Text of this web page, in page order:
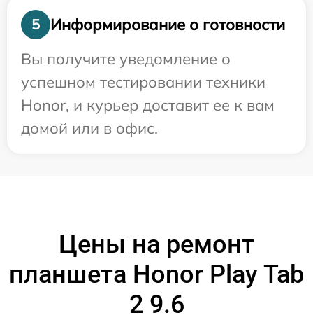
5
Информирование о готовности
Вы получите уведомление о
успешном тестировании техники
Honor, и курьер доставит ее к вам
домой или в офис.
Цены на ремонт
планшета Honor Play Tab
2 9.6